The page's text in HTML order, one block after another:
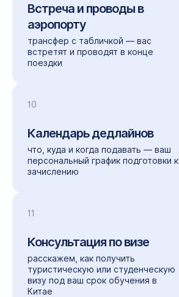
Встреча и проводы в
аэропорту
трансфер с табличкой — вас
встретят и проводят в конце
поездки
10
Календарь дедлайнов
что, куда и когда подавать — ваш
персональный график подготовки к
зачислению
11
Консультация по визе
расскажем, как получить
туристическую или студенческую
визу под ваш срок обучения в
Китае